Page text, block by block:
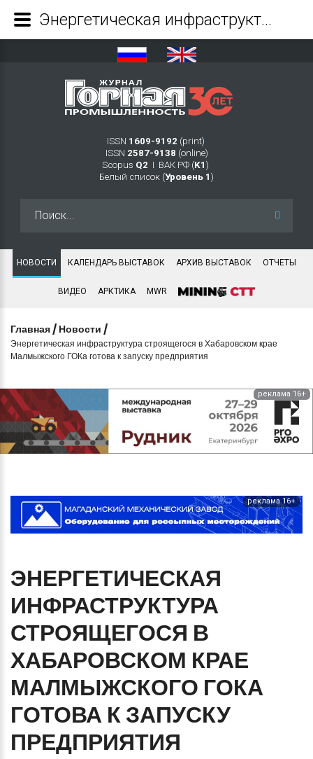
ISSN 1609-9192 (print)
ISSN 2587-9138 (online)
Scopus Q2 Ι ВАК РФ (K1 )
Белый список (Уровень 1 )
НОВОСТИ КАЛЕНДАРЬ ВЫСТАВОК АРХИВ ВЫСТАВОК ОТЧЕТЫ
ВИДЕО АРКТИКА MWR
Главная / Новости /
Энергетическая инфраструктура строящегося в Хабаровском крае
Малмыжского ГОКа готова к запуску предприятия
реклама 16+
реклама 16+
ЭНЕРГЕТИЧЕСКАЯ
ИНФРАСТРУКТУРА
СТРОЯЩЕГОСЯ В
ХАБАРОВСКОМ КРАЕ
МАЛМЫЖСКОГО ГОКА
ГОТОВА КЗАПУСКУ
ПРЕДПРИЯТИЯ
Энергетическая инфраструктура строящегося в Хабаровском крае Малмыжского ГОКа готова к запуску предприятия - Журнал Горная промышленность